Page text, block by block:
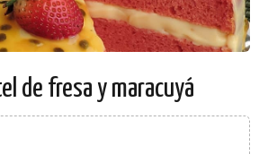
de fresa y maracuyá